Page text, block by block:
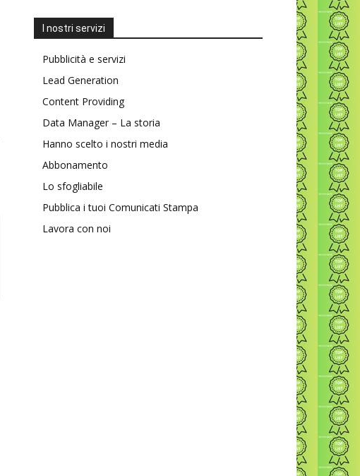
I nostri servizi
Pubblicità e servizi
Lead Generation
Content Providing
Data Manager – La storia
Hanno scelto i nostri media
Abbonamento
Lo sfogliabile
Pubblica i tuoi Comunicati Stampa
Lavora con noi